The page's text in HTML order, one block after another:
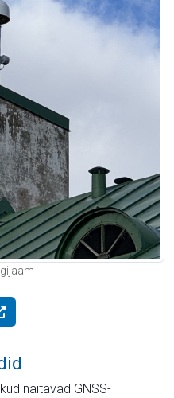
näitavad GNSS-